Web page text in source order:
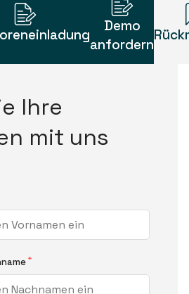
Demo
anfordern
Ihre
mit uns
*